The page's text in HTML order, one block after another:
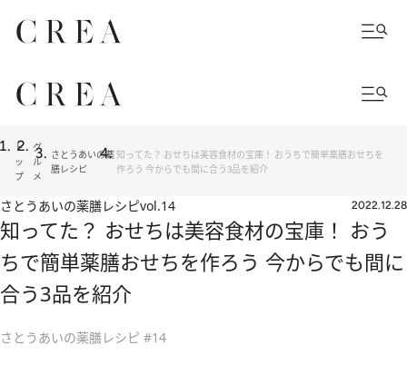
ト
ッ
プ
グ
ル
メ
さとうあいの薬
膳レシピ
知ってた？ おせちは美容食材の宝庫！ おうちで簡単薬膳おせちを
作ろう 今からでも間に合う3品を紹介
さとうあいの薬膳レシピvol.14 2022.12.28
知ってた？ おせちは美容食材の宝庫！ おう
ちで簡単薬膳おせちを作ろう 今からでも間に
合う3品を紹介
さとうあいの薬膳レシピ #14